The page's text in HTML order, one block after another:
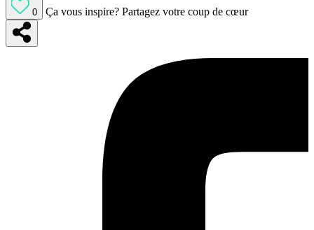
0 Ça vous inspire? Partagez votre coup de cœur